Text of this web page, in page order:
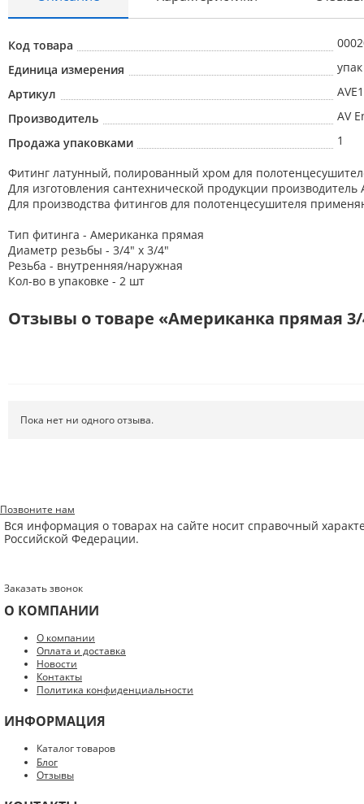
Код товара
Единица измерения
упак
Артикул
Производитель
AV
Продажа упаковками
1
Фитинг латунный, полированный хром для
Для изготовления сантехнической продукции
Для производства фитингов для полотенцесушителя
Тип фитинга - Американка прямая
Диаметр резьбы - 3/4" х 3/4"
Резьба - внутренняя/наружная
Кол-во в упаковке - 2 шт
Отзывы о товаре «Американка прямая 3/
Введите код с картинки:
Я даю согласие на обработку моих персональных данных
Нажатием на кнопку «Опубликовать» я даю свое согласие на обработку
персональных данных в соответствии с
Пока нет ни одного отзыва.
Позвоните нам
Вся информация о товарах на сайте носит справочный
Российской Федерации.
Заказать звонок
О КОМПАНИИ
О компании
Оплата и доставка
Новости
Контакты
Политика конфиденциальности
ИНФОРМАЦИЯ
Каталог товаров
Блог
Отзывы